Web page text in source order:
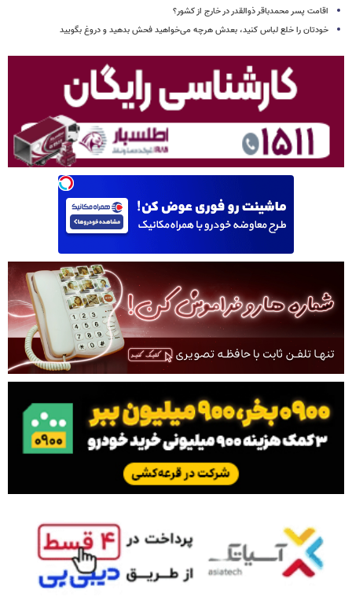
اقامت پسر محمدباقر ذوالقدر در خارج از کشور؟
خودتان را خلع لباس کنید، بعدش هرچه می‌خواهید فحش بدهید و دروغ بگویید